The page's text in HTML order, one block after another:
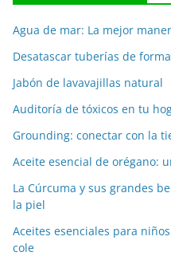
Agua de mar: La mejor
Desatascar tuberías de
Jabón de lavavajillas natural
Auditoría de tóxicos en tu
Grounding: conectar con la
Aceite esencial de orégano:
La Cúrcuma y sus grandes
la piel
Aceites esenciales para
cole